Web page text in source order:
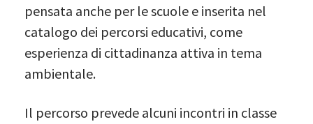
pensata anche per le scuole e inserita nel
catalogo dei percorsi educativi, come
esperienza di cittadinanza attiva in tema
ambientale.
Il percorso prevede alcuni incontri in classe